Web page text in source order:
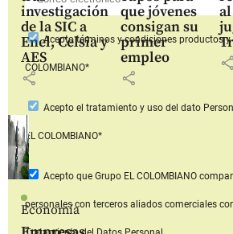
investigación
de la SIC a
Enel, Celsia y
AES
share
que jóvenes
consigan su
primer
empleo
share
share
Economía
Aceptotérminos y condiciones productos
COLOMBIANO*
Acepto el tratamiento y uso del dato
EL COLOMBIANO*
Acepto que Grupo EL COLOMBIANO
personales con terceros aliados comerciales